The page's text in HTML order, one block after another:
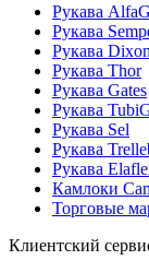
Рукава
Рукава
Рукава Dixon
Рукава Thor
Рукава Gates
Рукава
Рукава Sel
Рукава
Рукава
Камлоки
Торговые
Клиентский